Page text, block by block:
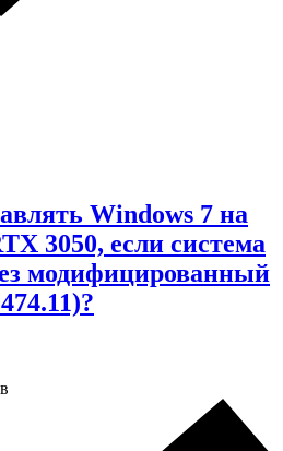
Windows 7 на
3050, если система
модифицированный